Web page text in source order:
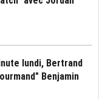
lundi, Bertrand
Benjamin